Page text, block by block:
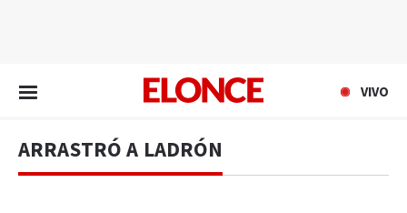
VIVO
ARRASTRÓ A LADRÓN